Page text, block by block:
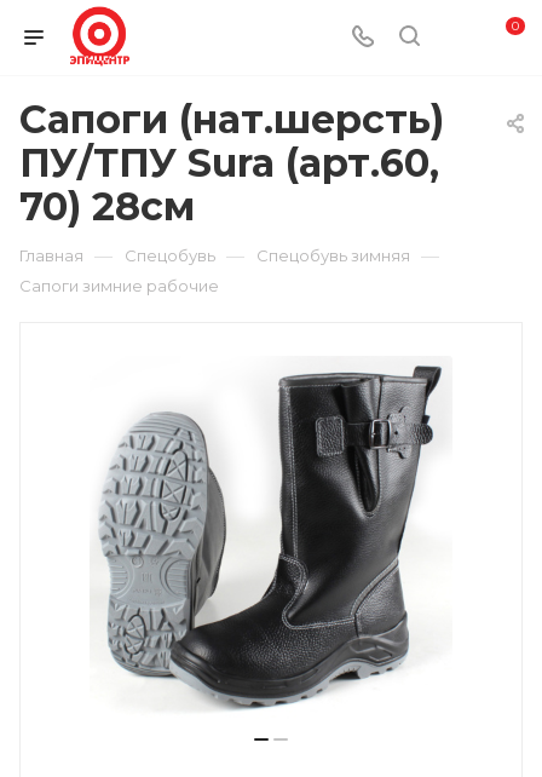
0
Сапоги (нат.шерсть)
ПУ/ТПУ Sura (арт.60,
70) 28см
Главная — Спецобувь — Спецобувь зимняя —
Сапоги зимние рабочие